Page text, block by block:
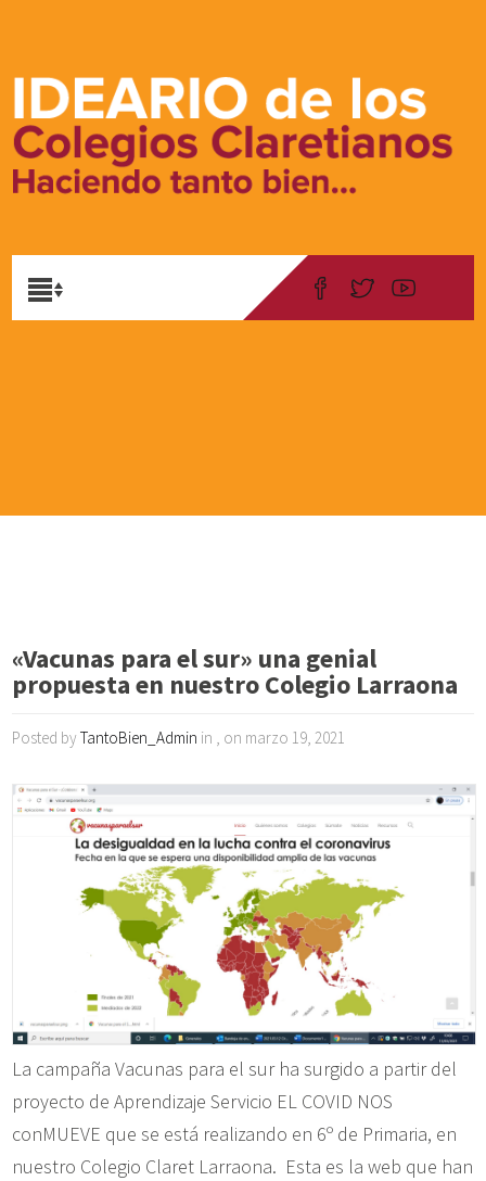
«Vacunas para el sur» una genial
propuesta en nuestro Colegio Larraona
Posted byTantoBien_Admin in , on marzo 19, 2021
La campaña Vacunas para el sur ha surgido a partir del
proyecto de Aprendizaje Servicio EL COVID NOS
conMUEVE que se está realizando en 6º de Primaria, en
nuestro Colegio Claret Larraona. Esta es la web que han